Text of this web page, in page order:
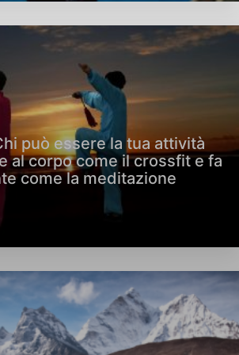
può essere la tua attività
al corpo come il crossfit e fa
come la meditazione